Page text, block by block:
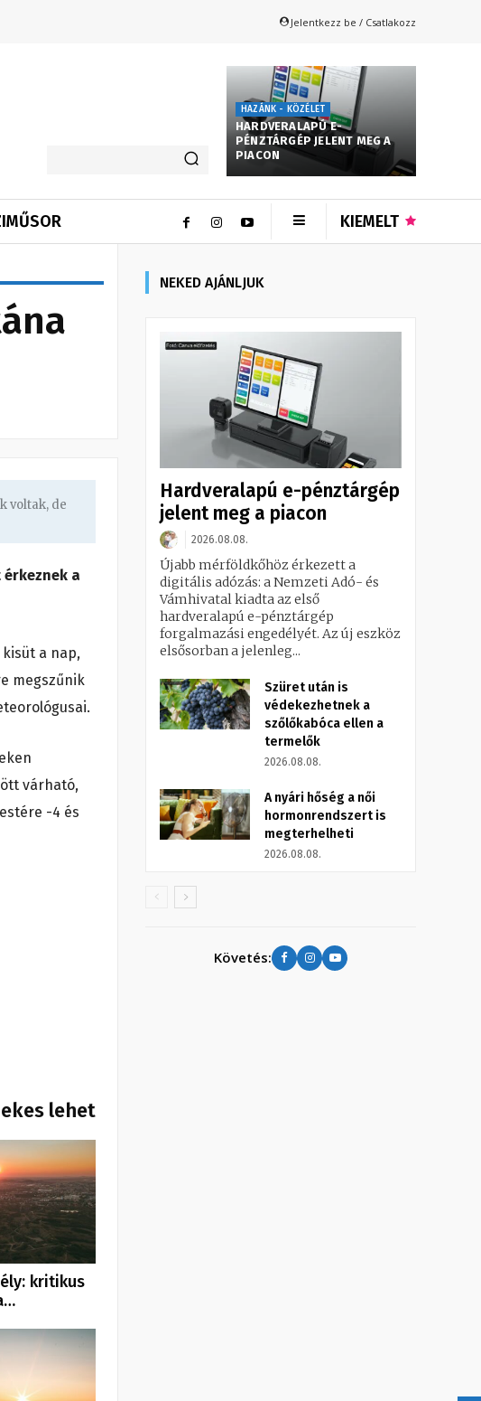
Jelentkezz be / Csatlakozz
HAZÁNK - KÖZÉLET
HARDVERALAPÚ E-
PÉNZTÁRGÉP JELENT MEG A
PIACON
KIEMELT
voltak, de
a
a nap,
megszűnik
várható,
-4 és
lehet
kritikus
NEKED AJÁNLJUK
Hardveralapú e-pénztárgép
jelent meg a piacon
2026.08.08.
Újabb mérföldkőhöz érkezett a
digitális adózás: a Nemzeti Adó- és
Vámhivatal kiadta az első
hardveralapú e-pénztárgép
forgalmazási engedélyét. Az új eszköz
elsősorban a jelenleg...
Szüret után is
védekezhetnek a
szőlőkabóca ellen a
termelők
2026.08.08.
A nyári hőség a női
hormonrendszert is
megterhelheti
2026.08.08.
Követés: